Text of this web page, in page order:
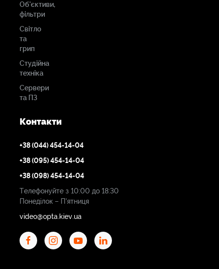
відстань
фокусування
З площиною зображення: 0,37 м
Пелюстки
діафрагми
крок
Фокус: 0,8 MOD / крок 32
Передній
80 мм
Об'єктиви,
фільтри
Світло
та
грип
Студійна
техніка
Сервери
та ПЗ
Контакти
+38 (044) 454-14-04
+38 (095) 454-14-04
+38 (098) 454-14-04
Телефонуйте з 10:00 до 18:30
Понеділок – П'ятниця
video@opta.kiev.ua